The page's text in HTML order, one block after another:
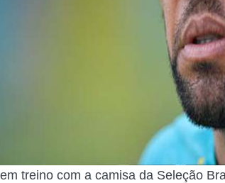
treino com a camisa da Seleção